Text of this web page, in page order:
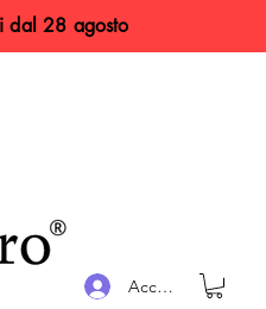
dal 28 agosto
Accedi